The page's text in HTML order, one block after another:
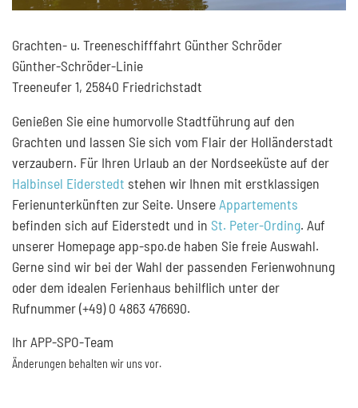
Grachten- u. Treeneschifffahrt Günther Schröder
Günther-Schröder-Linie
Treeneufer 1, 25840 Friedrichstadt
Genießen Sie eine humorvolle Stadtführung auf den
Grachten und lassen Sie sich vom Flair der Holländerstadt
verzaubern. Für Ihren Urlaub an der Nordseeküste auf der
Halbinsel Eiderstedt stehen wir Ihnen mit erstklassigen
Ferienunterkünften zur Seite. UnsereAppartements
befinden sich auf Eiderstedt und in St. Peter-Ording. Auf
unserer Homepage app-spo.de haben Sie freie Auswahl.
Gerne sind wir bei der Wahl der passenden Ferienwohnung
oder dem idealen Ferienhaus behilflich unter der
Rufnummer (+49) 0 4863 476690.
Ihr APP-SPO-Team
Änderungen behalten wir uns vor.